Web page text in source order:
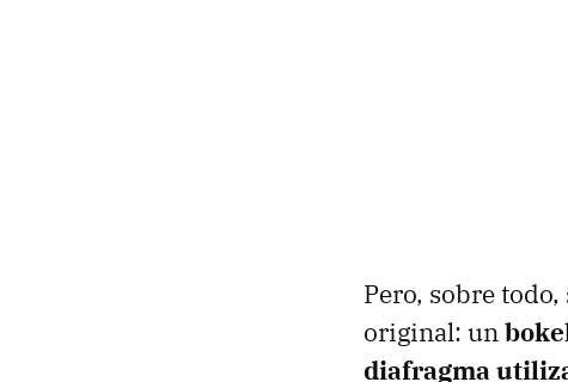
Pero, sobre
original: un
diafragma